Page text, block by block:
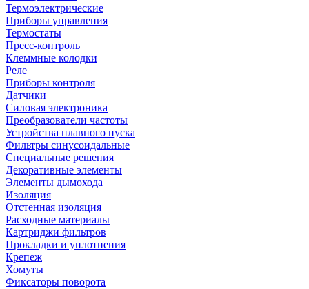
Термоэлектрические
Приборы управления
Термостаты
Пресс-контроль
Клеммные колодки
Реле
Приборы контроля
Датчики
Силовая электроника
Преобразователи частоты
Устройства плавного пуска
Фильтры синусоидальные
Специальные решения
Декоративные элементы
Элементы дымохода
Изоляция
Отстенная изоляция
Расходные материалы
Картриджи фильтров
Прокладки и уплотнения
Крепеж
Хомуты
Фиксаторы поворота